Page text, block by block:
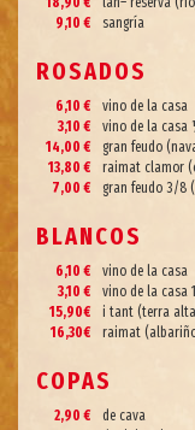
sangría
9,10 €
ROSADOS
vino de la casa
6,10 €
vino de la casa
3,10 €
gran feudo
14,00 €
raimat clamor
13,80 €
gran feudo 3/8
7,00 €
BLANCOS
vino de la casa
6,10 €
vino de la casa
3,10 €
i tant (terra
15,90€
raimat
16,30€
COPAS
de cava
2,90 €